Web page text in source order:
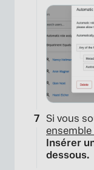
Si vous
Insérer
dessous.